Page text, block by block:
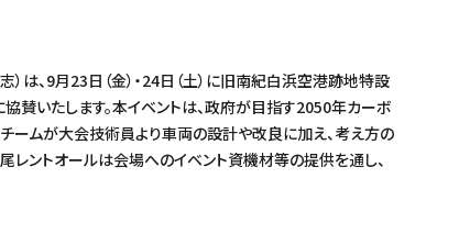
は、9月23日（金）・24日（土）に旧南紀白浜空港跡地特設
賛いたします。本イベントは、政府が目指す2050年カーボ
ームが大会技術員より車両の設計や改良に加え、考え方の
レントオールは会場へのイベント資機材等の提供を通し、